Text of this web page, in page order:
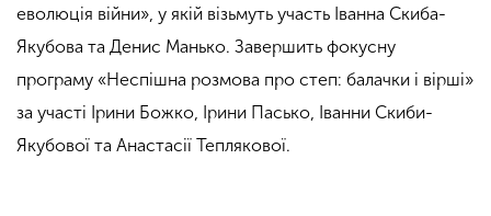
еволюція війни», у якій візьмуть участь Іванна Скиба-
Якубова та Денис Манько. Завершить фокусну
програму «Неспішна розмова про степ: балачки і вірші»
за участі Ірини Божко, Ірини Пасько, Іванни Скиби-
Якубової та Анастасії Теплякової.